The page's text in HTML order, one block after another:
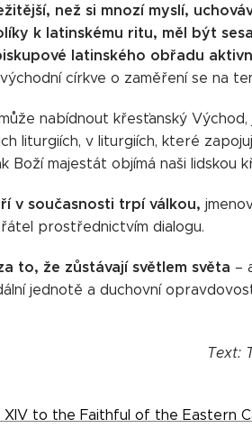
než si mnozí myslí,
k latinskému ritu, měl být
latinského obřadu
církve o zaměření se na
nabídnout křesťanský
liturgiích, v liturgiích, které
Boží majestát objímá naši lidskou
v současnosti trpí válkou,
prostřednictvím dialogu.
to, že zůstávají světlem světa –
jednotě a duchovní
Text:
to the Faithful of the Eastern